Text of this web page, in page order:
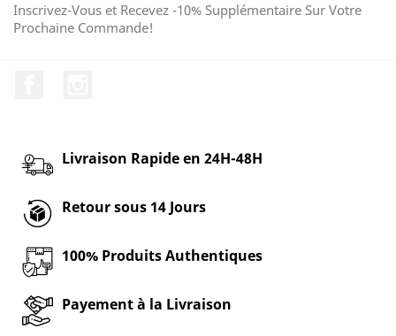
Inscrivez-Vous et Recevez -10% Supplémentaire Sur Votre
Prochaine Commande!
Livraison Rapide en 24H-48H
Retour sous 14 Jours
100% Produits Authentiques
Payement à la Livraison